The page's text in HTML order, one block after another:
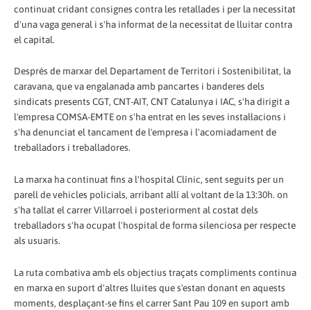
continuat cridant consignes contra les retallades i per la necessitat
d'una vaga general i s'ha informat de la necessitat de lluitar contra
el capital.
Després de marxar del Departament de Territori i Sostenibilitat, la
caravana, que va engalanada amb pancartes i banderes dels
sindicats presents CGT, CNT-AIT, CNT Catalunya i IAC, s'ha dirigit a
l'empresa COMSA-EMTE on s'ha entrat en les seves instal·lacions i
s'ha denunciat el tancament de l'empresa i l'acomiadament de
treballadors i treballadores.
La marxa ha continuat fins a l'hospital Clínic, sent seguits per un
parell de vehicles policials, arribant allí al voltant de la 13:30h. on
s'ha tallat el carrer Villarroel i posteriorment al costat dels
treballadors s'ha ocupat l'hospital de forma silenciosa per respecte
als usuaris.
La ruta combativa amb els objectius traçats compliments continua
en marxa en suport d'altres lluites que s'estan donant en aquests
moments, desplaçant-se fins el carrer Sant Pau 109 en suport amb